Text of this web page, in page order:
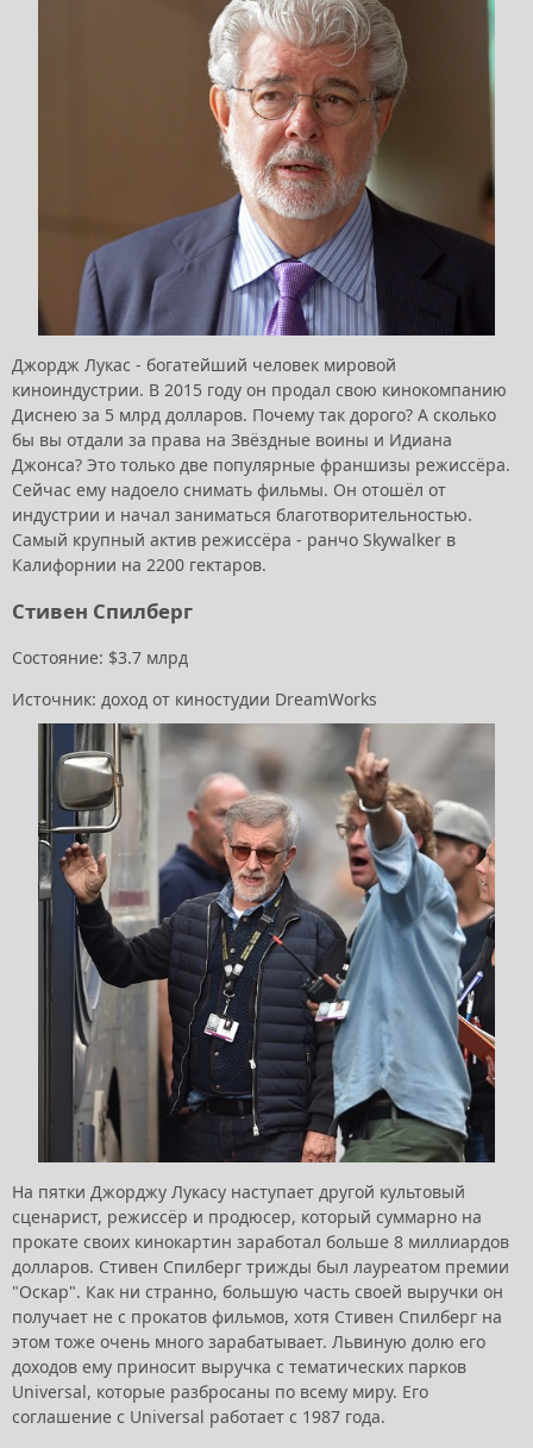
Джордж Лукас - богатейший человек мировой
киноиндустрии. В 2015 году он продал свою кинокомпанию
Диснею за 5 млрд долларов. Почему так дорого? А сколько
бы вы отдали за права на Звёздные воины и Идиана
Джонса? Это только две популярные франшизы режиссёра.
Сейчас ему надоело снимать фильмы. Он отошёл от
индустрии и начал заниматься благотворительностью.
Самый крупный актив режиссёра - ранчо Skywalker в
Калифорнии на 2200 гектаров.
Стивен Спилберг
Состояние: $3.7 млрд
Источник: доход от киностудии DreamWorks
На пятки Джорджу Лукасу наступает другой культовый
сценарист, режиссёр и продюсер, который суммарно на
прокате своих кинокартин заработал больше 8 миллиардов
долларов. Стивен Спилберг трижды был лауреатом премии
"Оскар". Как ни странно, большую часть своей выручки он
получает не с прокатов фильмов, хотя Стивен Спилберг на
этом тоже очень много зарабатывает. Львиную долю его
доходов ему приносит выручка с тематических парков
Universal, которые разбросаны по всему миру. Его
соглашение с Universal работает с 1987 года.